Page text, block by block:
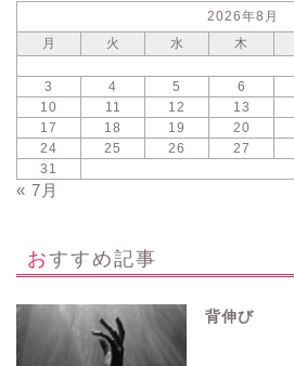
2026年8月
月
火 水 木
3
4 5 6
10
11 12 13
17
18 19 20
24
25 26 27
31
« 7月
おすすめ記事
背伸び